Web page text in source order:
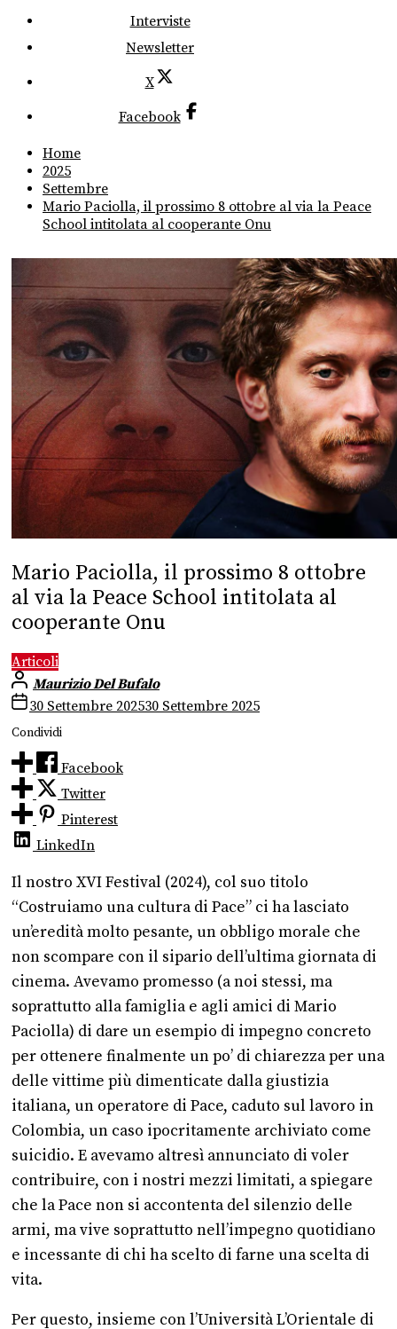
Interviste
Newsletter
X
Facebook
Home
2025
Settembre
Mario Paciolla, il prossimo 8 ottobre al via la Peace
School intitolata al cooperante Onu
Mario Paciolla, il prossimo 8 ottobre
al via la Peace School intitolata al
cooperante Onu
Articoli
Maurizio Del Bufalo
30 Settembre 202530 Settembre 2025
Condividi
Facebook
Twitter
Pinterest
LinkedIn
Il nostro XVI Festival (2024), col suo titolo
“Costruiamo una cultura di Pace” ci ha lasciato
un’eredità molto pesante, un obbligo morale che
non scompare con il sipario dell’ultima giornata di
cinema. Avevamo promesso (a noi stessi, ma
soprattutto alla famiglia e agli amici di Mario
Paciolla) di dare un esempio di impegno concreto
per ottenere finalmente un po’ di chiarezza per una
delle vittime più dimenticate dalla giustizia
italiana, un operatore di Pace, caduto sul lavoro in
Colombia, un caso ipocritamente archiviato come
suicidio. E avevamo altresì annunciato di voler
contribuire, con i nostri mezzi limitati, a spiegare
che la Pace non si accontenta del silenzio delle
armi, ma vive soprattutto nell’impegno quotidiano
e incessante di chi ha scelto di farne una scelta di
vita.
Per questo, insieme con l’Università L’Orientale di